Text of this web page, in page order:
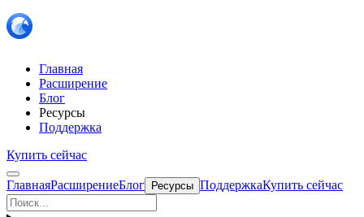
Главная
Расширение
Блог
Ресурсы
Поддержка
Купить сейчас
ГлавнаяРасширениеБлог Ресурсы ПоддержкаКупить сейчас